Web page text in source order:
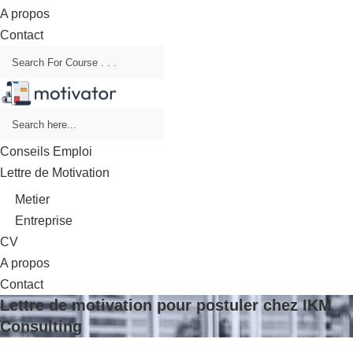
A propos
Contact
Conseils Emploi
Lettre de Motivation
Metier
Entreprise
CV
A propos
Contact
Lettre de motivation pour postuler chez IKM
Consulting